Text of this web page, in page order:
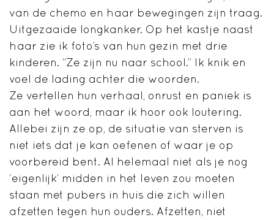
van de chemo en haar bewegingen zijn traag.
Uitgezaaide longkanker. Op het kastje naast
haar zie ik foto’s van hun gezin met drie
kinderen. “Ze zijn nu naar school.” Ik knik en
voel de lading achter die woorden.
Ze vertellen hun verhaal, onrust en paniek is
aan het woord, maar ik hoor ook loutering.
Allebei zijn ze op, de situatie van sterven is
niet iets dat je kan oefenen of waar je op
voorbereid bent. Al helemaal niet als je nog
‘eigenlijk’ midden in het leven zou moeten
staan met pubers in huis die zich willen
afzetten tegen hun ouders. Afzetten, niet